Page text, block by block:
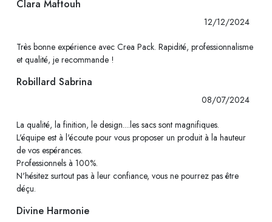
Clara Maftouh
12/12/2024
Très bonne expérience avec Crea Pack. Rapidité, professionnalisme
et qualité, je recommande !
Robillard Sabrina
08/07/2024
La qualité, la finition, le design....les sacs sont magnifiques.
L'équipe est à l'écoute pour vous proposer un produit à la hauteur
de vos espérances.
Professionnels à 100%.
N'hésitez surtout pas à leur confiance, vous ne pourrez pas être
déçu.
Divine Harmonie